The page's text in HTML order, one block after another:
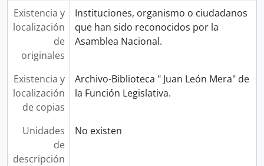
Existencia y
localización
de
originales
Instituciones, organismo o ciudadanos
que han sido reconocidos por la
Asamblea Nacional.
Existencia y
localización
de copias
Archivo-Biblioteca " Juan León Mera" de
la Función Legislativa.
Unidades
de
descripción
No existen